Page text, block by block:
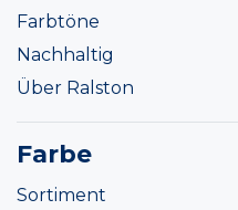
Farbtöne
Nachhaltig
Über Ralston
Farbe
Sortiment